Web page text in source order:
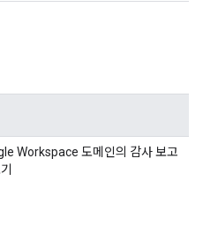
Workspace 도메인의 감사 보고